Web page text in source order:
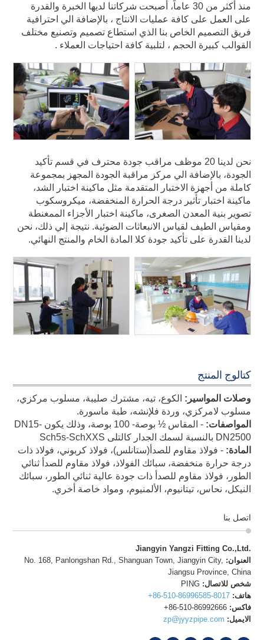
منذ أكثر من 30 عاماً، أصبحت شركاتنا لديها الخبرة والقدرة
على العمل على كافة عمليات الانتاج ، بالإضافة الي احترافية
فريق التصميم الخاص بنا الذي استطاع تصميم وتصنيع مختلف
القوالب كبيرة الحجم ، لتلبية كافة احتياجات العملاء .
نحن لدينا 20 موظف مراقب جودة محترف في قسم تأكيد
الجودة، بالإضافة الي مركز مراقبة الجودة المجهز بمجموعة
كاملة من أجهزة الاختبار المتقدمة مثل ماكينة اختبار الشد،
ماكينة اختبار تأثير درجة الحرارة المنخفضة، ميكروسكوب
تصوير بنية المعدن الصغرى، ماكينة اختبار الأجزاء الممغنطة
ومقياس الطيف لقياس الانبعاثات الضوئية. نتيجة إلي ذلك، نحن
لدينا القدرة على تأكيد جودة كلا المادة الخام والمنتج النهائي.
كتالوج المنتج
وصلات المواسير: الكوع، تيه، مشترك صليبة، مسلوب مركزي،
مسلوب لامركزي، وردة فلإنشه، طبة ماسورة.
المواصفات:
- المقاس ½ بوصة- 100 بوصة، وذلك يكون DN15-
DN2500 بالنسبة لسمك الجدار كالتلى Sch5s-SchXXS
المادة: - فولاذ مقاوم للصدأ(ستانلس)، فولاذ كربوني، فولاذ ذات
درجة حرارة منخفضة، سبائك الفولاذ، فولاذ مقاوم للصدأ ثنائي
الطور، فولاذ مقاوم للصدأ ذات جودة عالية ثنائي الطور، سبائك
النيكل، نحاس، تيتانيوم، الألمنيوم، ومواد خاصة أخري.
اتصل بنا
Jiangyin Yangzi Fitting Co.,Ltd.
العنوان: No. 168, Panlongshan Rd., Shanguan Town, Jiangyin City,
Jiangsu Province, China
شخص للاتصال: PING
هاتف: +86-510-86996585-8017
فاكس: +86-510-86992666
الايميل: zp@jyyzpipe.com